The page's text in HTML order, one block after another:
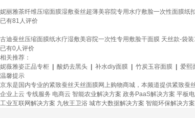
妮丽雅茶纤维压缩面膜湿敷蚕丝超薄美容院专用水疗敷脸一次性面膜纸
已有81 人评价
古迪蚕丝压缩面膜纸水疗湿敷美容院一次性专用敷脸干面膜 天丝款-袋
已有0人评价
相关推荐：
妮薇雅姿正品专柜
酸奶去黑头 补水diy面膜 竹炭玉容面膜 爱熙
温馨提示
京东是国内专业的紧致蚕丝天丝面膜网上购物商城，本频道提供紧致
企业上云 专线服务 电商云 智能农业解决方案 政务PaaS解决方案 平板
工业互联网解决方案 九牧王卫浴 城市大数据解决方案 智能环保解决方案